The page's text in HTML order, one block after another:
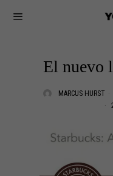
El nuevo
MARCUS HURST